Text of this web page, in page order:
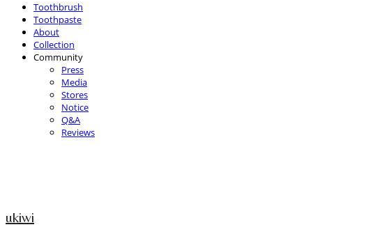
Toothbrush
Toothpaste
About
Collection
Community
Press
Media
Stores
Notice
Q&A
Reviews
ukiwi